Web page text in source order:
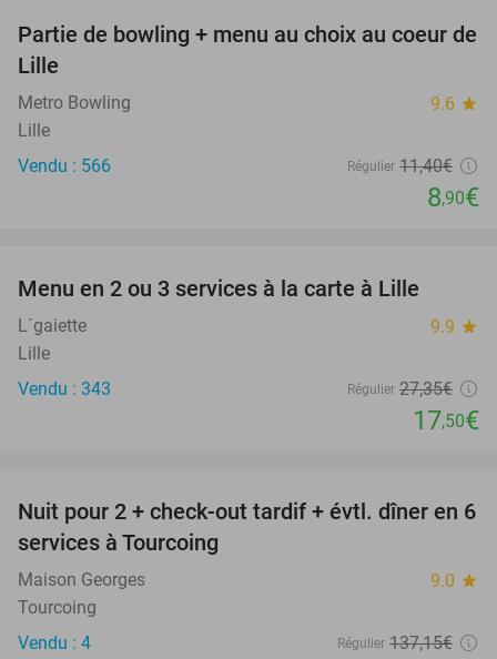
22%
Partie de bowling + menu au choix au coeur de
Lille
Metro Bowling 9.6 star
Lille
Vendu : 566
Régulier 11,40€
8,90€
Menu en 2 ou 3 services à la carte à Lille
L´gaiette 9.9 star
Lille
Vendu : 343
Régulier 27,35€
17,50€
32%
Nuit pour 2 + check-out tardif + évtl. dîner en 6
services à Tourcoing
Maison Georges 9.0 star
Tourcoing
Vendu : 4
Régulier 137,15€